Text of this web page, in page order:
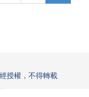
授權，不得轉載